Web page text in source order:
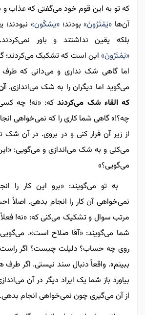
که تو به این قوم خود می‌گفتی که عذاب و
آن‌ها «يَمْتَرُونَ»بودند؛«یشکّون»
بلکه یقین نداشتند و باور
«يَمْتَرُونَ» این است که تشکیک می‌کردند؛
اما گاهی شک نداری و می‌دانی که طرف
می‌گوید اما دیگران را به شک می‌اندازی.
که القاء شک می‌کردندکه: «نه! چه
چه؟!» گاهی شما کاری را که نمی‌خواهی
از زیر آن فرار کنی و در بروی. در آن شک
می‌کنی و به شک می‌اندازی و می‌گویی:
می‌گویی؟»
به تو می‌گویند: «برو این کار را
نمی‌خواهی آن کار را انجام بدهی. اصلاً
مرتب سوال و تشکیک می‌کنی که: «نه!
شما می‌گویند: «آقا صلاح است».
روی چه حساب؟ دلیلت چیست؟ اگر راست
ببینم». واقعاً دنبال سند نیستی. اگر طرف
بیاورد باز شما یک ایراد دیگر در آن
از آن می‌گیری چون نمی‌خواهی انجام بدهی.